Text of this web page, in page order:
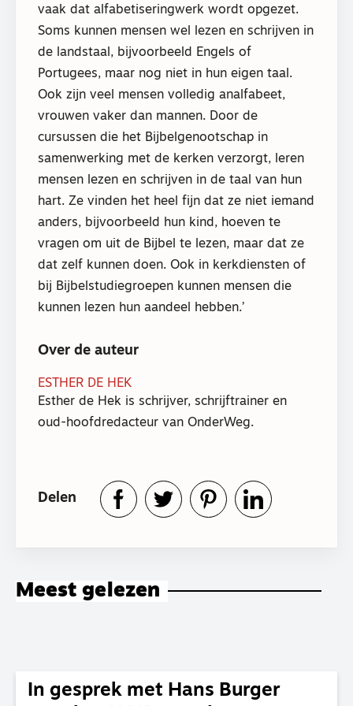
vaak dat alfabetiseringwerk wordt opgezet.
Soms kunnen mensen wel lezen en schrijven in
de landstaal, bijvoorbeeld Engels of
Portugees, maar nog niet in hun eigen taal.
Ook zijn veel mensen volledig analfabeet,
vrouwen vaker dan mannen. Door de
cursussen die het Bijbelgenootschap in
samenwerking met de kerken verzorgt, leren
mensen lezen en schrijven in de taal van hun
hart. Ze vinden het heel fijn dat ze niet iemand
anders, bijvoorbeeld hun kind, hoeven te
vragen om uit de Bijbel te lezen, maar dat ze
dat zelf kunnen doen. Ook in kerkdiensten of
bij Bijbelstudiegroepen kunnen mensen die
kunnen lezen hun aandeel hebben.’
Over de auteur
ESTHER DE HEK
Esther de Hek is schrijver, schrijftrainer en
oud-hoofdredacteur van OnderWeg.
Delen
Meest gelezen
In gesprek met Hans Burger